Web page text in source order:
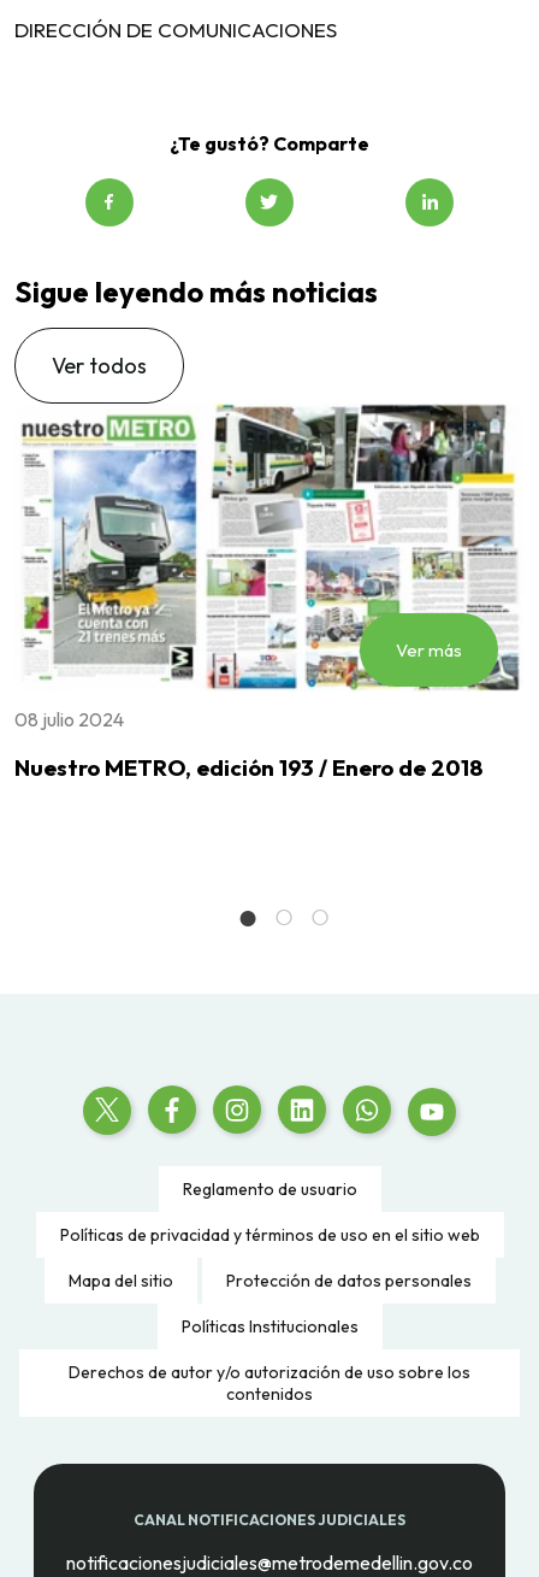
DIRECCIÓN DE COMUNICACIONES
¿Te gustó? Comparte
Sigue leyendo más noticias
Ver todos
Ver más
08 julio 2024
Nuestro METRO, edición 193 / Enero de 2018
Reglamento de usuario
Políticas de privacidad y términos de uso en el sitio web
Mapa del sitio Protección de datos personales
Políticas Institucionales
Derechos de autor y/o autorización de uso sobre los
contenidos
CANAL NOTIFICACIONES JUDICIALES
notificacionesjudiciales@metrodemedellin.gov.co